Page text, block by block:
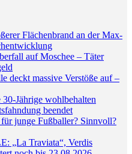
Flächenbrand an der Max-
auf Moschee – Täter
deckt massive Verstöße auf –
Jährige wohlbehalten
beendet
junge Fußballer? Sinnvoll?
„La Traviata“, Verdis